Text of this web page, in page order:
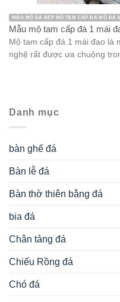
MẪU MỘ ĐÁ ĐẸP MỘ TAM CẤP ĐÁ MỘ ĐÁ
Mẫu mộ tam cấp đá 1 mái
Mộ tam cấp đá 1 mái đao là
nghệ rất được ưa chuộng
Danh mục
bàn ghế đá
Bàn lễ đá
Bàn thờ thiên bằng đá
bia đá
Chân tảng đá
Chiếu Rồng đá
Chó đá